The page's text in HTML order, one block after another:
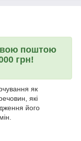
поштою
грн!
як
які
його